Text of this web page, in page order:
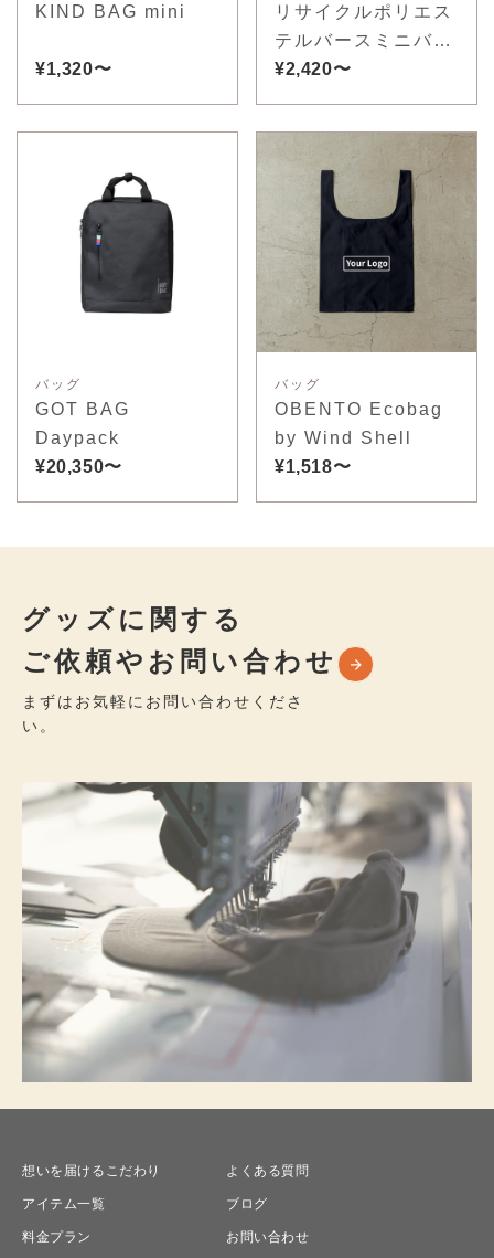
KIND BAG mini
¥1,320〜
リサイクルポリエス
テルバースミニバッ
ク
¥2,420〜
バッグ
GOT BAG
Daypack
¥20,350〜
バッグ
OBENTO Ecobag
by Wind Shell
¥1,518〜
グッズに関する
ご依頼やお問い合わせ
まずはお気軽にお問い合わせくださ
い。
想いを届けるこだわり
アイテム一覧
料金プラン
よくある質問
ブログ
お問い合わせ